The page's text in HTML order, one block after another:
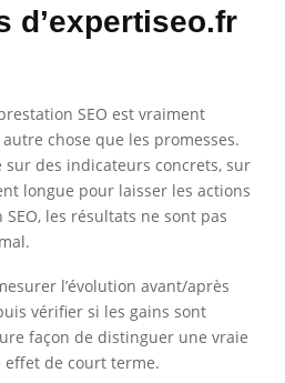
d’expertiseo.fr
SEO est vraiment
chose que les promesses.
sur des indicateurs concrets, sur
longue pour laisser les actions
les résultats ne sont pas
l’évolution avant/après
vérifier si les gains sont
façon de distinguer une vraie
effet de court terme.